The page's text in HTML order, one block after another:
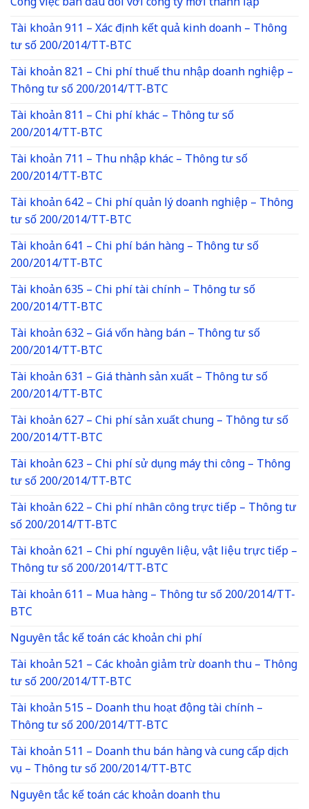
Tài khoản 911 – Xác định kết quả kinh doanh – Thông
tư số 200/2014/TT-BTC
Tài khoản 821 – Chi phí thuế thu nhập doanh nghiệp –
Thông tư số 200/2014/TT-BTC
Tài khoản 811 – Chi phí khác – Thông tư số
200/2014/TT-BTC
Tài khoản 711 – Thu nhập khác – Thông tư số
200/2014/TT-BTC
Tài khoản 642 – Chi phí quản lý doanh nghiệp – Thông
tư số 200/2014/TT-BTC
Tài khoản 641 – Chi phí bán hàng – Thông tư số
200/2014/TT-BTC
Tài khoản 635 – Chi phí tài chính – Thông tư số
200/2014/TT-BTC
Tài khoản 632 – Giá vốn hàng bán – Thông tư số
200/2014/TT-BTC
Tài khoản 631 – Giá thành sản xuất – Thông tư số
200/2014/TT-BTC
Tài khoản 627 – Chi phí sản xuất chung – Thông tư số
200/2014/TT-BTC
Tài khoản 623 – Chi phí sử dụng máy thi công – Thông
tư số 200/2014/TT-BTC
Tài khoản 622 – Chi phí nhân công trực tiếp – Thông tư
số 200/2014/TT-BTC
Tài khoản 621 – Chi phí nguyên liệu, vật liệu trực tiếp –
Thông tư số 200/2014/TT-BTC
Tài khoản 611 – Mua hàng – Thông tư số 200/2014/TT-
BTC
Nguyên tắc kế toán các khoản chi phí
Tài khoản 521 – Các khoản giảm trừ doanh thu – Thông
tư số 200/2014/TT-BTC
Tài khoản 515 – Doanh thu hoạt động tài chính –
Thông tư số 200/2014/TT-BTC
Tài khoản 511 – Doanh thu bán hàng và cung cấp dịch
vụ – Thông tư số 200/2014/TT-BTC
Nguyên tắc kế toán các khoản doanh thu